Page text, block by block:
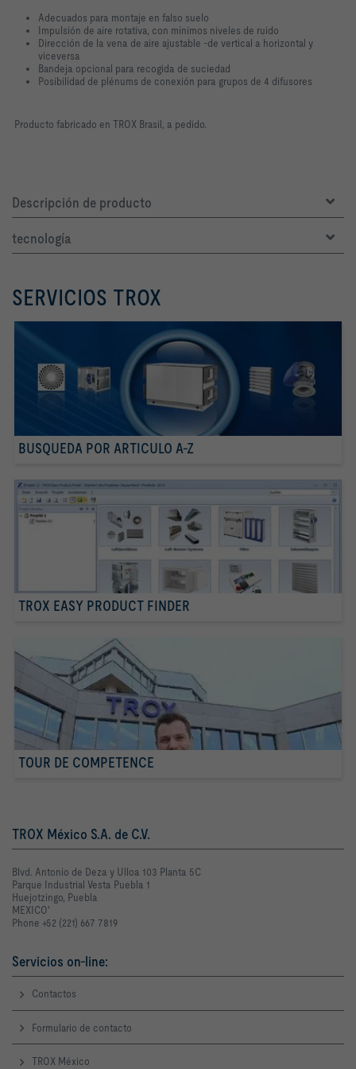
Adecuados para montaje en falso suelo
Impulsión de aire rotativa, con mínimos niveles de ruido
Dirección de la vena de aire ajustable -de vertical a horizontal y
viceversa
Bandeja opcional para recogida de suciedad
Posibilidad de plénums de conexión para grupos de 4 difusores
Producto fabricado en TROX Brasil, a pedido.
Descripción de producto
tecnología
SERVICIOS TROX
BUSQUEDA POR ARTICULO A-Z
TROX EASY PRODUCT FINDER
TOUR DE COMPETENCE
TROX México S.A. de C.V.
Blvd. Antonio de Deza y Ulloa 103 Planta 5C
Parque Industrial Vesta Puebla 1
Huejotzingo, Puebla
MEXICO'
Phone +52 (221) 667 7819
Servicios on-line:
Contactos
Formulario de contacto
TROX México